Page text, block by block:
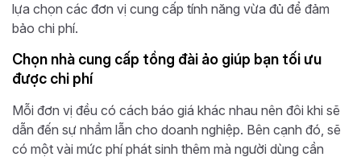
lựa chọn các đơn vị cung cấp tính năng vừa đủ để đảm
bảo chi phí.
Chọn nhà cung cấp tổng đài ảo giúp bạn tối ưu
được chi phí
Mỗi đơn vị đều có cách báo giá khác nhau nên đôi khi sẽ
dẫn đến sự nhầm lẫn cho doanh nghiệp. Bên cạnh đó, sẽ
có một vài mức phí phát sinh thêm mà người dùng cần